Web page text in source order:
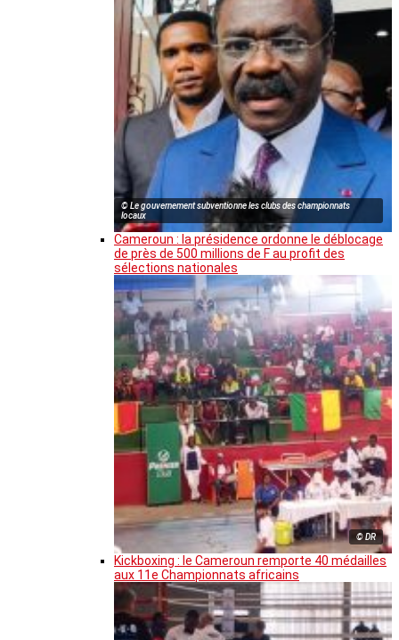
© Le gouvernement subventionne les clubs des championnats
locaux
Cameroun : la présidence ordonne le déblocage
de près de 500 millions de F au profit des
sélections nationales
© DR
Kickboxing : le Cameroun remporte 40 médailles
aux 11e Championnats africains